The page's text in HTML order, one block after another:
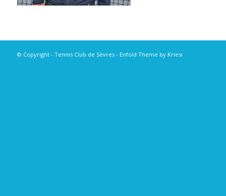
© Copyright - Tennis Club de Sèvres - Enfold Theme by Kriesi